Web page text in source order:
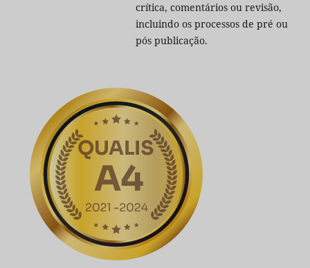
crítica, comentários ou revisão,
incluindo os processos de pré ou
pós publicação.